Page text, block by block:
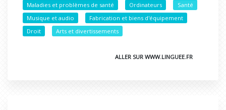
Maladies et problèmes de santé
Ordinateurs
Santé
Musique et audio
Fabrication et biens d'équipement
Droit
Arts et divertissements
ALLER SUR WWW.LINGUEE.FR